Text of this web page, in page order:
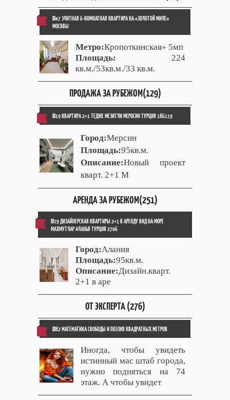
ID47 ЭЛИТНАЯ 6-КОМНАТНАЯ КВАРТИРА НА «ЗОЛОТОЙ МИЛЕ»
МОСКВЫ
Метро:Кропоткинская» 5мп
Площадь:
224
кв.м./53кв.м./33 кв.м.
ПРОДАЖА ЗА РУБЕЖОМ(129)
ID19 КВАРТИРА 2+1 ТЕДЖЕ МЕЗИТЛИ МЕРОСИН ТУРЦИЯ 186119
Город:Мерсин
Площадь:95кв.м.
Описание:Новый проект
кварт. 2+1 М
АРЕНДА ЗА РУБЕЖОМ(251)
ID19 ДИЗАЙНЕРСКАЯ КВАРТИРЫ 2+1 В АРЕНДУ ВИД НА МОРЕ
МАХМУТЛАР АЛАНЬЯ ТУРЦИЯ 2706
Город:Алания
Площадь:95кв.м.
Описание:Дизайн.кварт.
2+1 в аре
ОТ ЭКСПЕРТА (276)
ID82 МАТЕМАТИКА СВОБОДЫ И ПОЭЗИЯ КВАДРАТНЫХ МЕТРОВ
Иногда, чтобы увидеть
истинный мас штаб города,
нужно подняться на 74
этаж. А чтобы увидет